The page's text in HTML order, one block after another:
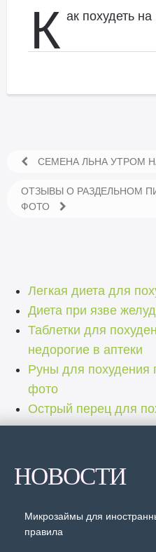
К ак похудеть на
СЕМЕНА ЛЬНА УТРОМ
ОТЗЫВЫ О РАЗДЕЛЬНОМ
ФОТО
Легкая диета для
Диета при язве
Таблетки для
недорогие в аптеки
Руны для похудения
фото
Острый перец для
НОВОСТИ
Микрозаймы для
правила